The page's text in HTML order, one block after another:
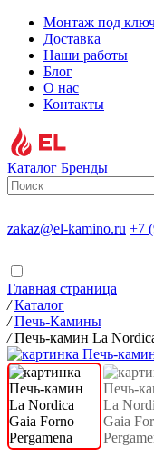
Монтаж под
Доставка
Наши работы
Блог
О нас
Контакты
Каталог Бренды
zakaz@el-kamino.ru +7
Главная страница
/ Каталог
/ Печь-Камины
/ Печь-камин La